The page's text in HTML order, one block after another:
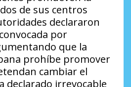
de sus centros
declararon
por
que la
prohíbe promover
cambiar el
declarado irrevocable